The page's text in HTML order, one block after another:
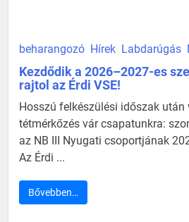
beharangozó Hírek Labdarúgás
Kezdődik a 2026–2027-es
rajtol az Érdi VSE!
Hosszú felkészülési időszak után
tétmérkőzés vár csapatunkra:
az NB III Nyugati csoportjának
Az Érdi ...
Bővebben…